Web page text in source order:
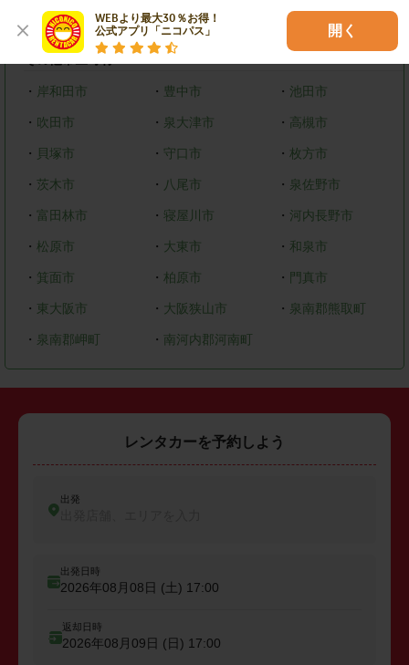
WEBより最大30％お得！
公式アプリ「ニコパス」
開く
美原区
・ 岸和田市 ・ 豊中市 ・ 池田市
・ 吹田市 ・ 泉大津市 ・ 高槻市
・ 貝塚市 ・ 守口市 ・枚方市
・ 茨木市 ・ 八尾市 ・ 泉佐野市
・ 富田林市 ・ 寝屋川市 ・ 河内長野市
・ 松原市 ・ 大東市 ・ 和泉市
・ 箕面市 ・ 柏原市 ・ 門真市
・ 東大阪市 ・ 大阪狭山市 ・ 泉南郡熊取町
・ 泉南郡岬町 ・ 南河内郡河南町
レンタカーを予約しよう
出発
出発日時
2026年08月08日 (土) 17:00
返却日時
2026年08月09日 (日) 17:00